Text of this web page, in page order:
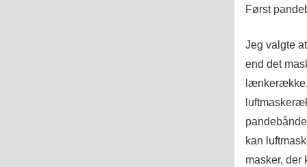
Først
Jeg valgte
end det
lænkerække,
kan
masker, der